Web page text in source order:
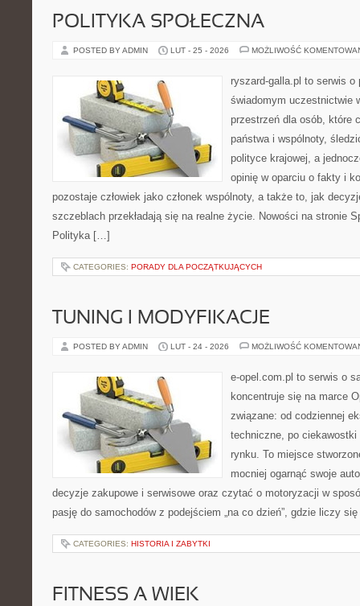
POLITYKA SPOŁECZNA
POSTED BY ADMIN LUT - 25 - 2026 MOŻLIWOŚĆ
ryszard-galla.pl to serwis
świadomym uczestnictwie
przestrzeń dla osób, które
państwa i wspólnoty,
polityce krajowej, a
opinię w oparciu o fakty i
pozostaje człowiek jako członek wspólnoty, a także to, jak
szczeblach przekładają się na realne życie. Nowości na stronie
Polityka […]
CATEGORIES: PORADY DLA POCZĄTKUJĄCYCH
TUNING I MODYFIKACJE
POSTED BY ADMIN LUT - 24 - 2026 MOŻLIWOŚĆ
e-opel.com.pl to serwis o
koncentruje się na marce
związane: od codziennej
techniczne, po
rynku. To miejsce
mocniej ogarnąć swoje
decyzje zakupowe i serwisowe oraz czytać o motoryzacji w
pasję do samochodów z podejściem „na co dzień”, gdzie liczy
CATEGORIES: HISTORIA I ZABYTKI
FITNESS A WIEK